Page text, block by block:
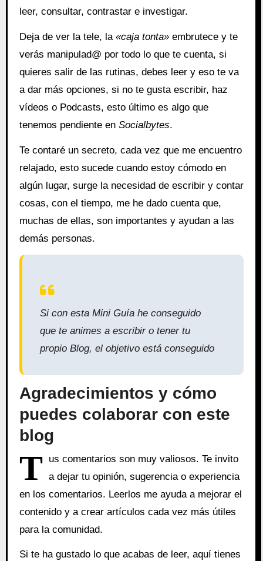
leer, consultar, contrastar e investigar.
Deja de ver la tele, la «caja tonta»embrutece y te
verás manipulad@ por todo lo que te cuenta, si
quieres salir de las rutinas, debes leer y eso te va
a dar más opciones, si no te gusta escribir, haz
vídeos o Podcasts, esto último es algo que
tenemos pendiente en Socialbytes.
Te contaré un secreto, cada vez que me encuentro
relajado, esto sucede cuando estoy cómodo en
algún lugar, surge la necesidad de escribir y contar
cosas, con el tiempo, me he dado cuenta que,
muchas de ellas, son importantes y ayudan a las
demás personas.
Si con esta Mini Guía he conseguido
que te animes a escribir o tener tu
propio Blog, el objetivo está conseguido
Agradecimientos y cómo
puedes colaborar con este
blog
T
us comentarios son muy valiosos. Te invito
a dejar tu opinión, sugerencia o experiencia
en los comentarios. Leerlos me ayuda a mejorar el
contenido y a crear artículos cada vez más útiles
para la comunidad.
Si te ha gustado lo que acabas de leer, aquí tienes